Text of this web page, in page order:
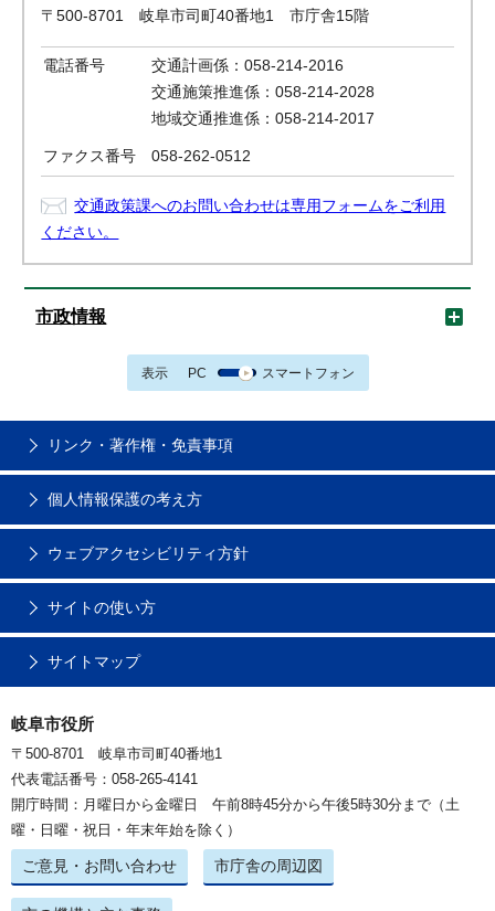
〒500-8701 岐阜市司町40番地1 市庁舎15階
電話番号
交通計画係：058-214-2016
交通施策推進係：058-214-2028
地域交通推進係：058-214-2017
ファクス番号 058-262-0512
交通政策課へのお問い合わせは専用フォームをご利用
ください。
市政情報
表示 PC スマートフォン
リンク・著作権・免責事項
個人情報保護の考え方
ウェブアクセシビリティ方針
サイトの使い方
サイトマップ
岐阜市役所
〒500-8701 岐阜市司町40番地1
代表電話番号：058-265-4141
開庁時間：月曜日から金曜日 午前8時45分から午後5時30分まで（土
曜・日曜・祝日・年末年始を除く）
ご意見・お問い合わせ 市庁舎の周辺図